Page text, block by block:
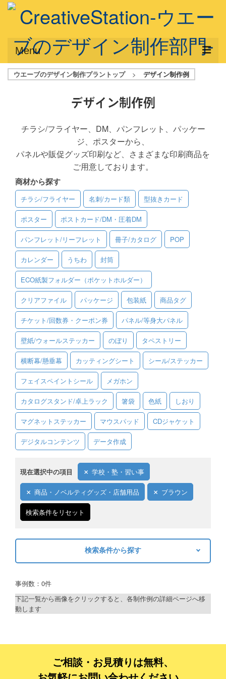
Menu
サービス概要
デザインプラン
フルデザイン
データ修正
写真からイラスト作成
デザイン制作例
ご利用料金
ご利用ガイド
ご利用の流れ
ご注文方法について
キャンセルについて
FAQ（よくあるご質問）
資料をダウンロード
ご利用規約
お見積り・お問合せ
ウエーブのデザイン制作プラントップ > デザイン制作例
デザイン制作例
チラシ/フライヤー、DM、パンフレット、パッケー
ジ、ポスターから、
パネルや販促グッズ印刷など、さまざまな印刷商品を
ご用意しております。
商材から探す
チラシ/フライヤー 名刺/カード類 型抜きカード
ポスター ポストカード/DM・圧着DM
パンフレット/リーフレット 冊子/カタログ POP
カレンダー うちわ 封筒
ECO紙製フォルダー（ポケットホルダー）
クリアファイル パッケージ 包装紙 商品タグ
チケット/回数券・クーポン券 パネル/等身大パネル
壁紙/ウォールステッカー のぼり タペストリー
横断幕/懸垂幕 カッティングシート シール/ステッカー
フェイスペイントシール メガホン
カタログスタンド/卓上ラック 箸袋 色紙 しおり
マグネットステッカー マウスパッド CDジャケット
デジタルコンテンツ データ作成
現在選択中の項目 学校・塾・習い事
商品・ノベルティグッズ・店舗用品 ブラウン
検索条件をリセット
検索条件から探す
制作プランで探す
ベーシックコース
シルバーコース
事例数：0件
下記一覧から画像をクリックすると、各制作例の詳細ページへ移
動します
ご相談・お見積りは無料、